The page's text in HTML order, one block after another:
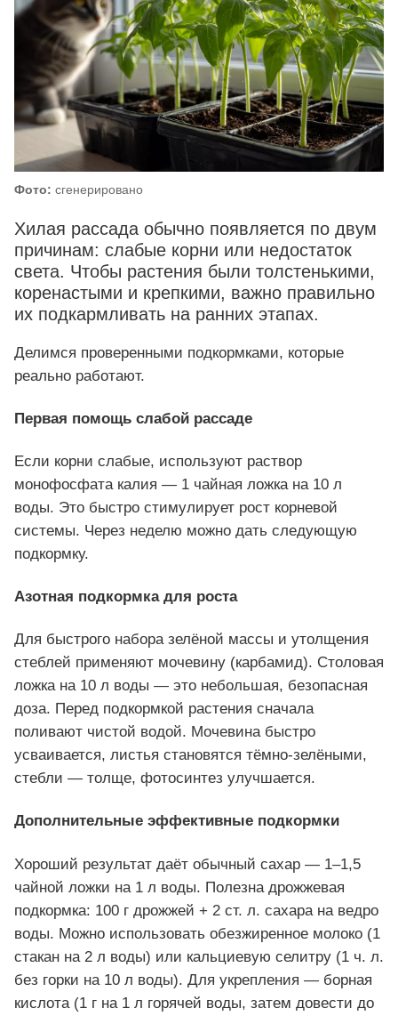
Фото: сгенерировано
Хилая рассада обычно появляется по двум
причинам: слабые корни или недостаток
света. Чтобы растения были толстенькими,
коренастыми и крепкими, важно правильно
их подкармливать на ранних этапах.
Делимся проверенными подкормками, которые
реально работают.
Первая помощь слабой рассаде
Если корни слабые, используют раствор
монофосфата калия — 1 чайная ложка на 10 л
воды. Это быстро стимулирует рост корневой
системы. Через неделю можно дать следующую
подкормку.
Азотная подкормка для роста
Для быстрого набора зелёной массы и утолщения
стеблей применяют мочевину (карбамид). Столовая
ложка на 10 л воды — это небольшая, безопасная
доза. Перед подкормкой растения сначала
поливают чистой водой. Мочевина быстро
усваивается, листья становятся тёмно-зелёными,
стебли — толще, фотосинтез улучшается.
Дополнительные эффективные подкормки
Хороший результат даёт обычный сахар — 1–1,5
чайной ложки на 1 л воды. Полезна дрожжевая
подкормка: 100 г дрожжей + 2 ст. л. сахара на ведро
воды. Можно использовать обезжиренное молоко (1
стакан на 2 л воды) или кальциевую селитру (1 ч. л.
без горки на 10 л воды). Для укрепления — борная
кислота (1 г на 1 л горячей воды, затем довести до